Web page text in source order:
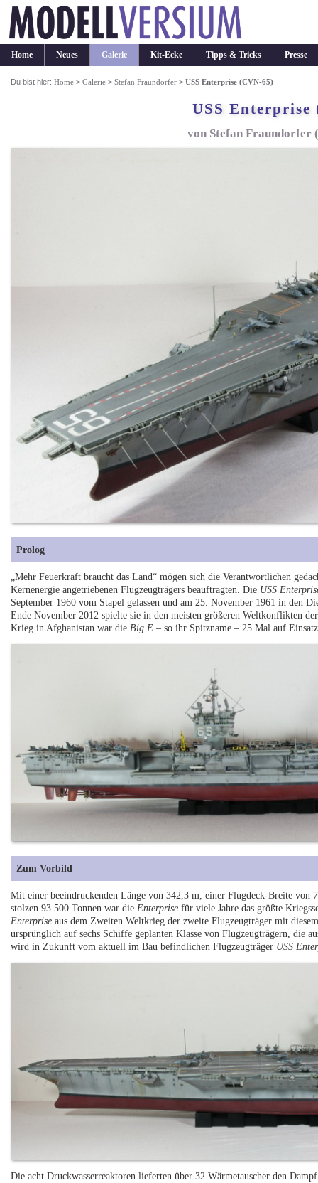
Home Neues Galerie Kit-Ecke Tipps & Tricks Presse
Du bist hier:Home >Galerie >Stefan Fraundorfer >USS Enterprise (CVN-65)
USS Enterprise
von Stefan Fraundorfer
Prolog
„Mehr Feuerkraft braucht das Land“ mögen sich die Verantwortlichen
Kernenergie angetriebenen Flugzeugträgers beauftragten. Die USS
September 1960 vom Stapel gelassen und am 25. November 1961 in den
Ende November 2012 spielte sie in den meisten größeren Weltkonflikten
Krieg in Afghanistan war dieBig E – so ihr Spitzname – 25 Mal auf
Zum Vorbild
Mit einer beeindruckenden Länge von 342,3 m, einer Flugdeck-Breite
stolzen 93.500 Tonnen war dieEnterprise für viele Jahre das größte
Enterprise aus dem Zweiten Weltkrieg der zweite Flugzeugträger mit
ursprünglich auf sechs Schiffe geplanten Klasse von Flugzeugträgern, die
wird in Zukunft vom aktuell im Bau befindlichen Flugzeugträger USS
Die acht Druckwasserreaktoren lieferten über 32 Wärmetauscher den